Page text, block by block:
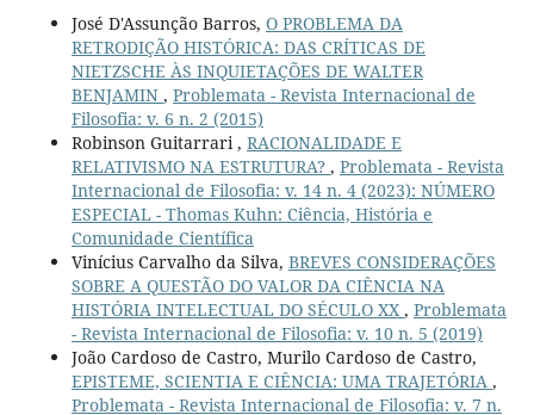
José D'Assunção Barros, O PROBLEMA DA
RETRODIÇÃO HISTÓRICA: DAS CRÍTICAS DE
NIETZSCHE ÀS INQUIETAÇÕES DE WALTER
BENJAMIN , Problemata - Revista Internacional de
Filosofia: v. 6 n. 2 (2015)
Robinson Guitarrari , RACIONALIDADE E
RELATIVISMO NA ESTRUTURA? , Problemata - Revista
Internacional de Filosofia: v. 14 n. 4 (2023): NÚMERO
ESPECIAL - Thomas Kuhn: Ciência, História e
Comunidade Científica
Vinícius Carvalho da Silva, BREVES CONSIDERAÇÕES
SOBRE A QUESTÃO DO VALOR DA CIÊNCIA NA
HISTÓRIA INTELECTUAL DO SÉCULO XX , Problemata
- Revista Internacional de Filosofia: v. 10 n. 5 (2019)
João Cardoso de Castro, Murilo Cardoso de Castro,
EPISTEME, SCIENTIA E CIÊNCIA: UMA TRAJETÓRIA ,
Problemata - Revista Internacional de Filosofia: v. 7 n.